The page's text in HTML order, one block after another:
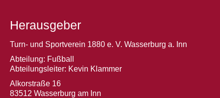
Herausgeber
Turn- und Sportverein 1880 e. V. Wasserburg a. Inn
Abteilung: Fußball
Abteilungsleiter: Kevin Klammer
Alkorstraße 16
83512 Wasserburg am Inn